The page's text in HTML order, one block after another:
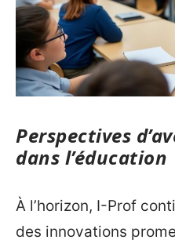
Perspectives
dans l’éducation
À l’horizon, I-Prof
des innovations